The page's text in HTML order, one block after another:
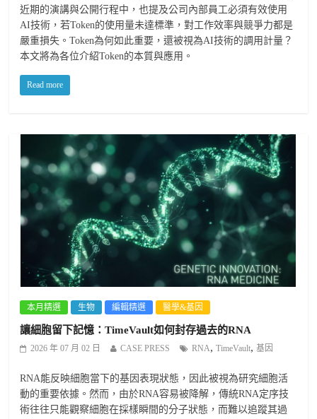
近期的演講與公開行程中，也提及公司內部員工必須有效使用
AI技術，若Token的使用量未達標準，對工作效率與競爭力都是
嚴重損失。Token為何如此重要，還被視為AI技術的調用計量？
本文將為各位介紹Token的本質與應用。
Read more
本月精選 生物 編輯精選 醫學&基因
讓細胞留下記憶：TimeVault如何封存過去的RNA
2026 年 07 月 02 日 CASE PRESS RNA,TimeVault,基因
RNA能反映細胞當下的基因表現狀態，因此被視為研究細胞活
動的重要依據。然而，由於RNA容易被降解，傳統RNA定序技
術往往只能觀察細胞在採樣瞬間的分子狀態，而難以追蹤其過